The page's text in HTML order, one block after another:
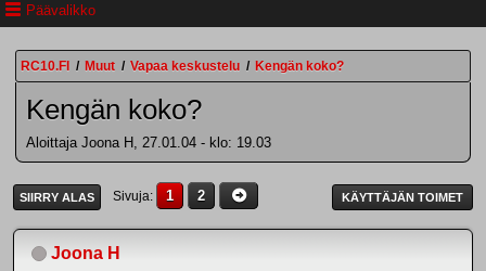
Päävalikko
RC10.FI / Muut / Vapaa keskustelu / Kengän koko?
Kengän koko?
Aloittaja Joona H, 27.01.04 - klo: 19.03
SIIRRY ALAS Sivuja 1 2 KÄYTTÄJÄN TOIMET
Joona H